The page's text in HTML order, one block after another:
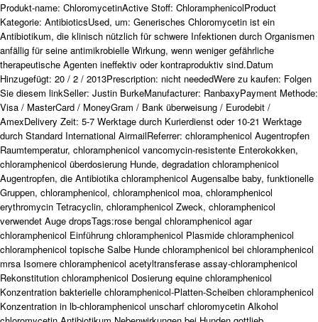
Produkt-name: ChloromycetinActive Stoff: ChloramphenicolProduct
Kategorie: AntibioticsUsed, um: Generisches Chloromycetin ist ein
Antibiotikum, die klinisch nützlich für schwere Infektionen durch Organismen
anfällig für seine antimikrobielle Wirkung, wenn weniger gefährliche
therapeutische Agenten ineffektiv oder kontraproduktiv sind.Datum
Hinzugefügt: 20 / 2 / 2013Prescription: nicht neededWere zu kaufen: Folgen
Sie diesem linkSeller: Justin BurkeManufacturer: RanbaxyPayment Methode:
Visa / MasterCard / MoneyGram / Bank überweisung / Eurodebit /
AmexDelivery Zeit: 5-7 Werktage durch Kurierdienst oder 10-21 Werktage
durch Standard International AirmailReferrer: chloramphenicol Augentropfen
Raumtemperatur, chloramphenicol vancomycin-resistente Enterokokken,
chloramphenicol überdosierung Hunde, degradation chloramphenicol
Augentropfen, die Antibiotika chloramphenicol Augensalbe baby, funktionelle
Gruppen, chloramphenicol, chloramphenicol moa, chloramphenicol
erythromycin Tetracyclin, chloramphenicol Zweck, chloramphenicol
verwendet Auge dropsTags:rose bengal chloramphenicol agar
chloramphenicol Einführung chloramphenicol Plasmide chloramphenicol
chloramphenicol topische Salbe Hunde chloramphenicol bei chloramphenicol
mrsa Isomere chloramphenicol acetyltransferase assay-chloramphenicol
Rekonstitution chloramphenicol Dosierung equine chloramphenicol
Konzentration bakterielle chloramphenicol-Platten-Scheiben chloramphenicol
Konzentration in lb-chloramphenicol unscharf chloromycetin Alkohol